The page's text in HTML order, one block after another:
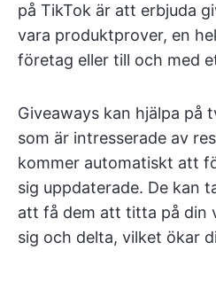
på TikTok är att erbjuda
vara produktprover, en
företag eller till och med
Giveaways kan hjälpa på
som är intresserade av
kommer automatiskt att
sig uppdaterade. De kan
att få dem att titta på din
sig och delta, vilket ökar